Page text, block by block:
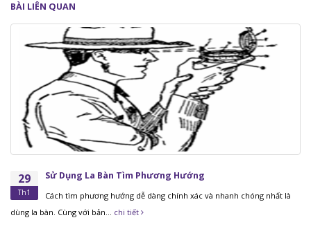
BÀI LIÊN QUAN
29
Th1
Sử Dụng La Bàn Tìm Phương Hướng
Cách tìm phương hướng dễ dàng chính xác và nhanh chóng nhất là
dùng la bàn. Cùng với bản... chi tiết